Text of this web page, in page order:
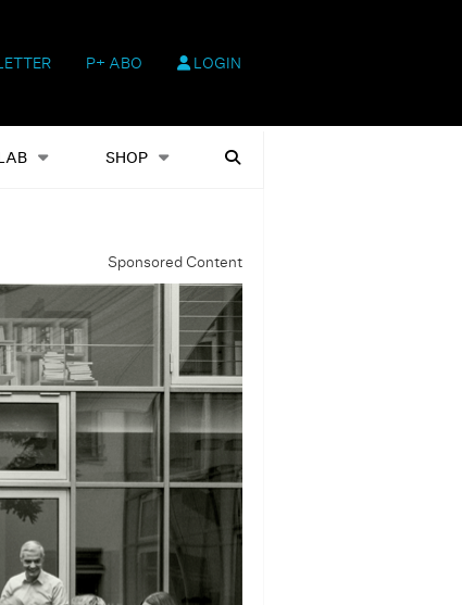
P+ ABO LOGIN
SHOP
Heftausgaben Suchen
Sponsored Content